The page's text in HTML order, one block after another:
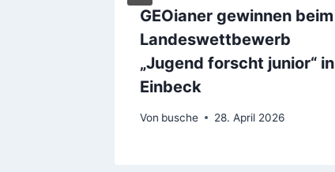
GEOianer gewinnen beim
Landeswettbewerb
„Jugend forscht junior“ in
Einbeck
Von busche 28. April 2026